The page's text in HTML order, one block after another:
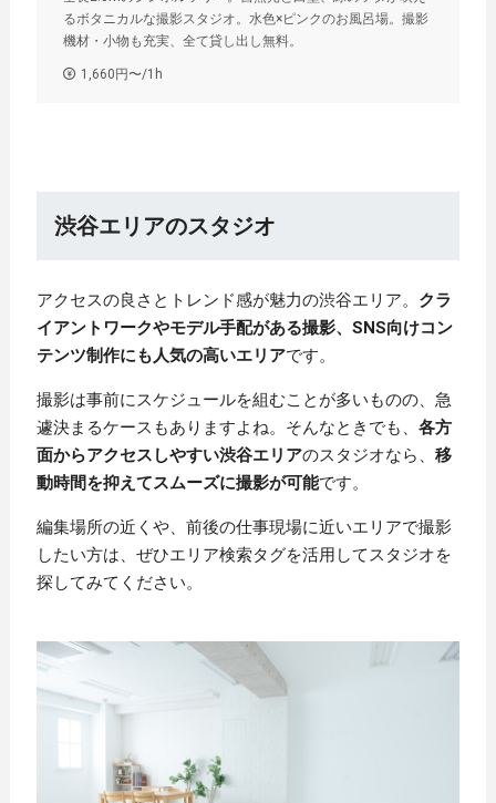
るボタニカルな撮影スタジオ。水色×ピンクのお風呂場。撮影
機材・小物も充実、全て貸し出し無料。
1,660円〜/1h
渋谷エリアのスタジオ
アクセスの良さとトレンド感が魅力の渋谷エリア。 クラ
イアントワークやモデル手配がある撮影、SNS向けコン
テンツ制作にも人気の高いエリアです。
撮影は事前にスケジュールを組むことが多いものの、急
遽決まるケースもありますよね。そんなときでも、 各方
面からアクセスしやすい渋谷エリアのスタジオなら、 移
動時間を抑えてスムーズに撮影が可能です。
編集場所の近くや、前後の仕事現場に近いエリアで撮影
したい方は、ぜひエリア検索タグを活用してスタジオを
探してみてください。